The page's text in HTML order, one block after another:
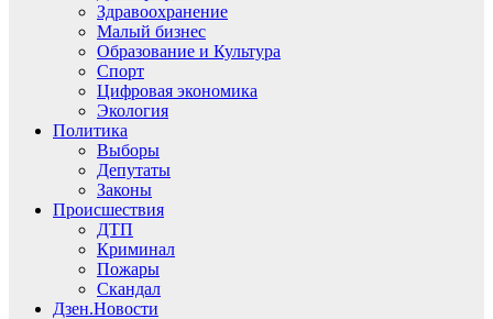
Здравоохранение
Малый бизнес
Образование и Культура
Спорт
Цифровая экономика
Экология
Политика
Выборы
Депутаты
Законы
Происшествия
ДТП
Криминал
Пожары
Скандал
Дзен.Новости